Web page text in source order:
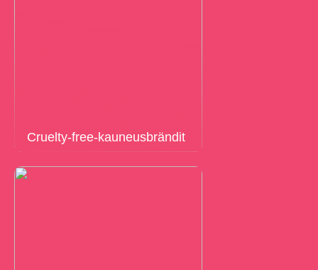
Cruelty-free-kauneusbrändit